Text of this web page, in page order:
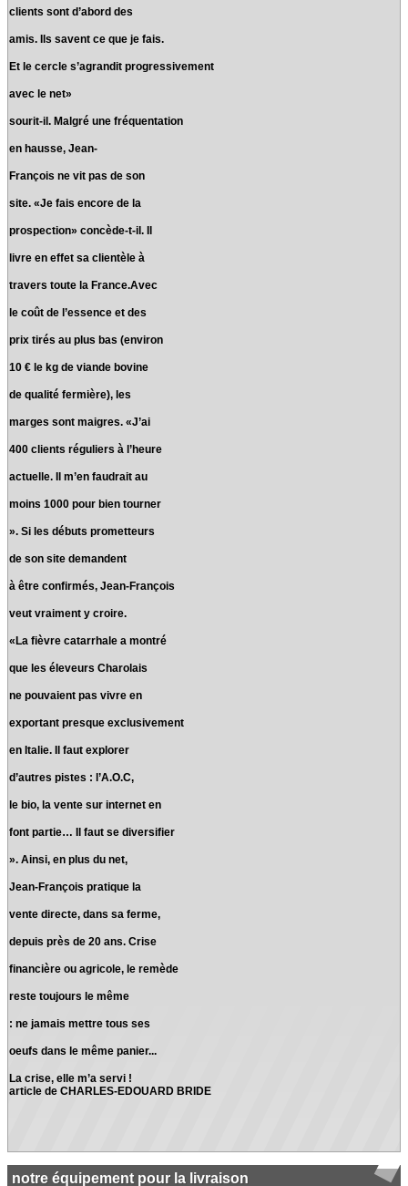
clients sont d’abord des
amis. Ils savent ce que je fais.
Et le cercle s’agrandit progressivement
avec le net»
sourit-il. Malgré une fréquentation
en hausse, Jean-
François ne vit pas de son
site. «Je fais encore de la
prospection» concède-t-il. Il
livre en effet sa clientèle à
travers toute la France.Avec
le coût de l’essence et des
prix tirés au plus bas (environ
10 € le kg de viande bovine
de qualité fermière), les
marges sont maigres. «J’ai
400 clients réguliers à l’heure
actuelle. Il m’en faudrait au
moins 1000 pour bien tourner
». Si les débuts prometteurs
de son site demandent
à être confirmés, Jean-François
veut vraiment y croire.
«La fièvre catarrhale a montré
que les éleveurs Charolais
ne pouvaient pas vivre en
exportant presque exclusivement
en Italie. Il faut explorer
d’autres pistes : l’A.O.C,
le bio, la vente sur internet en
font partie… Il faut se diversifier
». Ainsi, en plus du net,
Jean-François pratique la
vente directe, dans sa ferme,
depuis près de 20 ans. Crise
financière ou agricole, le remède
reste toujours le même
: ne jamais mettre tous ses
oeufs dans le même panier...
La crise, elle m’a servi !
article de CHARLES-EDOUARD BRIDE
notre équipement pour la livraison